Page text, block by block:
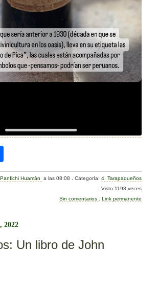
o
m
ar
tir
Huamán a las 08:08 .Categoría:4. Tarapaqueños
Visto:1198 veces
Sin comentarios
Link permanente
2022
Un libro de John